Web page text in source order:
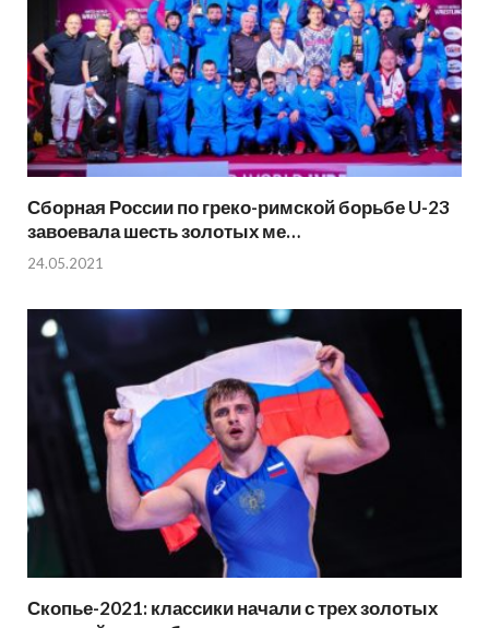
Сборная России по греко-римской борьбе U-23
завоевала шесть золотых ме…
24.05.2021
Скопье-2021: классики начали с трех золотых